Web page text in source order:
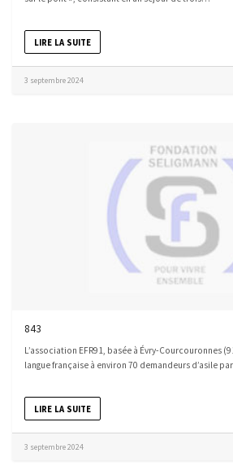
LIRE LA SUITE
3 septembre 2024
843
L’association EFR91, basée à Évry-Courcouronnes
langue française à environ 70 demandeurs d’asile
LIRE LA SUITE
3 septembre 2024